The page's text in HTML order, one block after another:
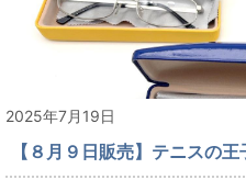
2025年7月19日
【８月９日販売】テニスの